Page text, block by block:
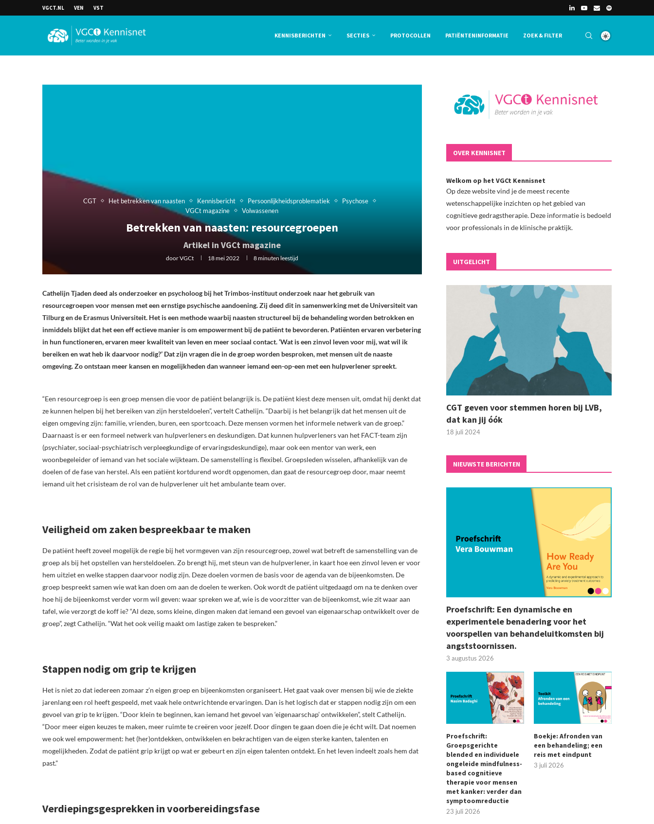
VGCT.NL VEN VST
KENNISBERICHTEN SECTIES PROTOCOLLEN PATIËNTENINFORMATIE ZOEK & FILTER
CGT Het betrekken van naasten Kennisbericht Persoonlijkheidsproblematiek
Psychose
VGCt magazine
Volwassenen
Betrekken van naasten: resourcegroepen
Artikel in VGCt magazine
doorVGCt 18 mei 2022 8 minuten leestijd
Cathelijn Tjaden deed als onderzoeker en psycholoog bij het Trimbos-instituut onderzoek naar het gebruik van
resourcegroepen voor mensen met een ernstige psychische aandoening. Zij deed dit in samenwerking met de Universiteit van
Tilburg en de Erasmus Universiteit. Het is een methode waarbij naasten structureel bij de behandeling worden betrokken en
inmiddels blijkt dat het een eff ectieve manier is om empowerment bij de patiënt te bevorderen. Patiënten ervaren verbetering
in hun functioneren, ervaren meer kwaliteit van leven en meer sociaal contact. ‘Wat is een zinvol leven voor mij, wat wil ik
bereiken en wat heb ik daarvoor nodig?’ Dat zijn vragen die in de groep worden besproken, met mensen uit de naaste
omgeving. Zo ontstaan meer kansen en mogelijkheden dan wanneer iemand een-op-een met een hulpverlener spreekt.
“Een resourcegroep is een groep mensen die voor de patiënt belangrijk is. De patiënt kiest deze mensen uit, omdat hij denkt dat
ze kunnen helpen bij het bereiken van zijn hersteldoelen”, vertelt Cathelijn. “Daarbij is het belangrijk dat het mensen uit de
eigen omgeving zijn: familie, vrienden, buren, een sportcoach. Deze mensen vormen het informele netwerk van de groep.”
Daarnaast is er een formeel netwerk van hulpverleners en deskundigen. Dat kunnen hulpverleners van het FACT-team zijn
(psychiater, sociaal-psychiatrisch verpleegkundige of ervaringsdeskundige), maar ook een mentor van werk, een
woonbegeleider of iemand van het sociale wijkteam. De samenstelling is flexibel. Groepsleden wisselen, afhankelijk van de
doelen of de fase van herstel. Als een patiënt kortdurend wordt opgenomen, dan gaat de resourcegroep door, maar neemt
iemand uit het crisisteam de rol van de hulpverlener uit het ambulante team over.
Veiligheid om zaken bespreekbaar te maken
De patiënt heeft zoveel mogelijk de regie bij het vormgeven van zijn resourcegroep, zowel wat betreft de samenstelling van de
groep als bij het opstellen van hersteldoelen. Zo brengt hij, met steun van de hulpverlener, in kaart hoe een zinvol leven er voor
hem uitziet en welke stappen daarvoor nodig zijn. Deze doelen vormen de basis voor de agenda van de bijeenkomsten. De
groep bespreekt samen wie wat kan doen om aan de doelen te werken. Ook wordt de patiënt uitgedaagd om na te denken over
hoe hij de bijeenkomst verder vorm wil geven: waar spreken we af, wie is de voorzitter van de bijeenkomst, wie zit waar aan
tafel, wie verzorgt de koff ie? “Al deze, soms kleine, dingen maken dat iemand een gevoel van eigenaarschap ontwikkelt over de
groep”, zegt Cathelijn. “Wat het ook veilig maakt om lastige zaken te bespreken.”
Stappen nodig om grip te krijgen
Het is niet zo dat iedereen zomaar z’n eigen groep en bijeenkomsten organiseert. Het gaat vaak over mensen bij wie de ziekte
jarenlang een rol heeft gespeeld, met vaak hele ontwrichtende ervaringen. Dan is het logisch dat er stappen nodig zijn om een
gevoel van grip te krijgen. “Door klein te beginnen, kan iemand het gevoel van ‘eigenaarschap’ ontwikkelen”, stelt Cathelijn.
“Door meer eigen keuzes te maken, meer ruimte te creëren voor jezelf. Door dingen te gaan doen die je écht wilt. Dat noemen
we ook wel empowerment: het (her)ontdekken, ontwikkelen en bekrachtigen van de eigen sterke kanten, talenten en
mogelijkheden. Zodat de patiënt grip krijgt op wat er gebeurt en zijn eigen talenten ontdekt. En het leven indeelt zoals hem dat
past.”
Verdiepingsgesprekken in voorbereidingsfase
OVER KENNISNET
Welkom op het VGCt Kennisnet
Op deze website vind je de meest recente
wetenschappelijke inzichten op het gebied van
cognitieve gedragstherapie. Deze informatie is bedoeld
voor professionals in de klinische praktijk.
UITGELICHT
CGT geven voor stemmen horen bij LVB,
dat kan jij óók
18 juli 2024
NIEUWSTE BERICHTEN
Proefschrift: Een dynamische en
experimentele benadering voor het
voorspellen van behandeluitkomsten bij
angststoornissen.
3 augustus 2026
Proefschrift:
Groepsgerichte
blended en individuele
ongeleide mindfulness-
based cognitieve
therapie voor mensen
met kanker: verder dan
symptoomreductie
23 juli 2026
Boekje: Afronden van
een behandeling; een
reis met eindpunt
3 juli 2026